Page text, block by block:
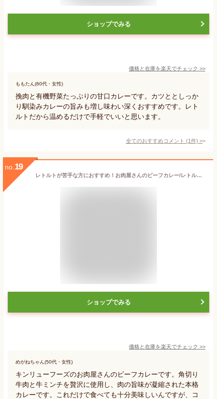
ショップでみる
価格と在庫を楽天でチェック >>
ももたん(60代・女性)
挽肉と有機野菜たっぷりの甘口カレーです。カツととしっか
り馴染みカレーの旨みも増し味わい深くおすすめです。レト
ルトだから温めるだけで手軽でいいと思います。
全てのおすすめコメント (1件) >
no. 19
レトルトが苦手な方におすすめ！お肉屋さんのビーフカレー/レトルトカレー1人前220g/10個入り/キンリューフーズ/ローリングストック 本格的 リピート 非常食 常温保存食 中辛 送料無料 簡単 手軽 カレーライス お取り寄せ 欧風カレー 濃厚 スパイス スパイシー
ショップでみる
価格と在庫を楽天でチェック >>
めがねちゃん(50代・女性)
キンリューフーズのお肉屋さんのビーフカレーです。角切り
牛肉と牛ミンチを贅沢に使用し、肉の旨味が凝縮された本格
カレーです。これだけで食べても十分美味しいんですが、コ